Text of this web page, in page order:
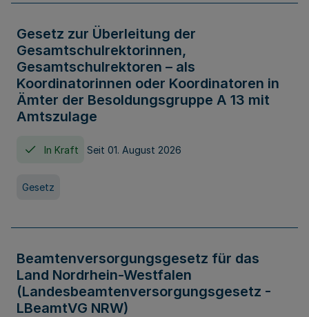
Gesetz zur Überleitung der
Gesamtschulrektorinnen,
Gesamtschulrektoren – als
Koordinatorinnen oder Koordinatoren in
Ämter der Besoldungsgruppe A 13 mit
Amtszulage
In Kraft Seit 01. August 2026
Gesetz
Beamtenversorgungsgesetz für das
Land Nordrhein-Westfalen
(Landesbeamtenversorgungsgesetz -
LBeamtVG NRW)